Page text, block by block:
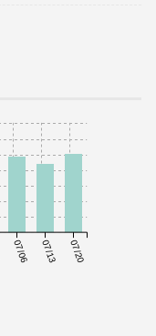
07/06 07/13 07/20